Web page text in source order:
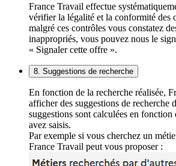
France Travail effectue
vérifier la légalité et la conformité des
malgré ces contrôles vous constatez
inappropriés, vous pouvez nous le
« Signaler cette offre ».
8. Suggestions de recherche
En fonction de la recherche réalisée,
afficher des suggestions de recherche
suggestions sont calculées en fonction
avez saisis.
Par exemple si vous cherchez un
France Travail peut vous proposer :